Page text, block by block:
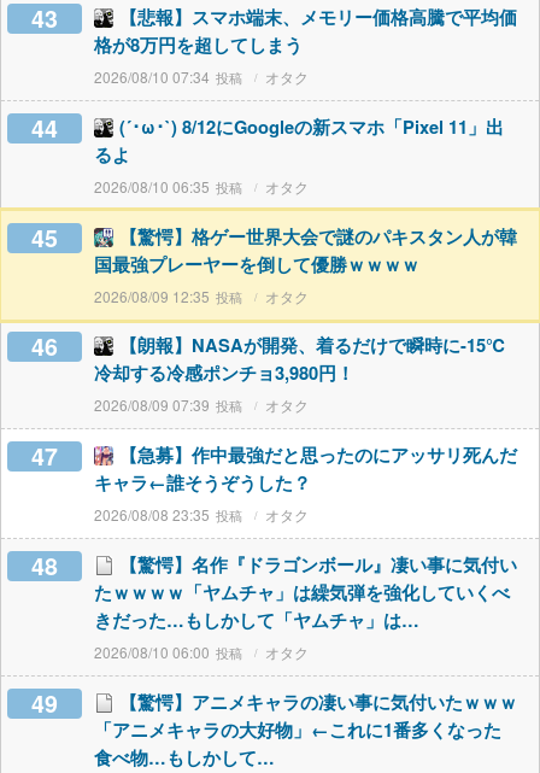
43
【悲報】スマホ端末、メモリー価格高騰で平均価
格が8万円を超してしまう
2026/08/10 07:34 オタク
44
(´･ω･`) 8/12にGoogleの新スマホ「Pixel 11」出
るよ
2026/08/10 06:35 オタク
45
【驚愕】格ゲー世界大会で謎のパキスタン人が韓
国最強プレーヤーを倒して優勝ｗｗｗｗ
2026/08/09 12:35 オタク
46
【朗報】NASAが開発、着るだけで瞬時に-15℃
冷却する冷感ポンチョ3,980円！
2026/08/09 07:39 オタク
47
【急募】作中最強だと思ったのにアッサリ死んだ
キャラ←誰そうぞうした？
2026/08/08 23:35 オタク
48
【驚愕】名作『ドラゴンボール』凄い事に気付い
たｗｗｗｗ「ヤムチャ」は繰気弾を強化していくべ
きだった…もしかして「ヤムチャ」は…
2026/08/10 06:00 オタク
49
【驚愕】アニメキャラの凄い事に気付いたｗｗｗ
「アニメキャラの大好物」←これに1番多くなった
食べ物…もしかして…